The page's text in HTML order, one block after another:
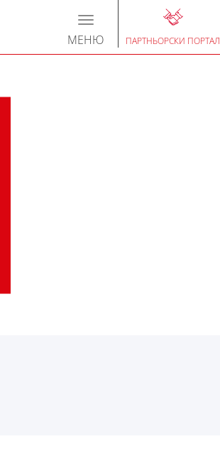
ПАРТНЬОРСКИ ПОРТАЛ
Toggle
navigation
МЕНЮ